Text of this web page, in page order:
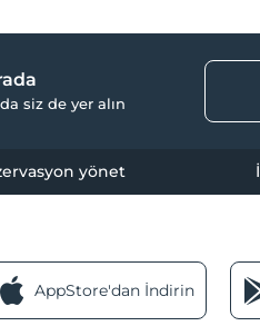
siz de yer alın
yönet
AppStore'dan İndirin